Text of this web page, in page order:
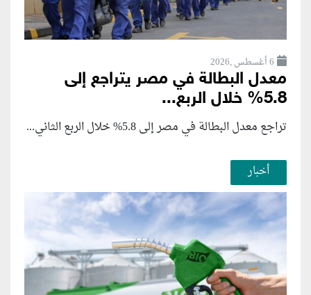
6 أغسطس ,2026
معدل البطالة في مصر يتراجع إلى
5.8% خلال الربع...
تراجع معدل البطالة في مصر إلى 5.8% خلال الربع الثاني...
أخبار